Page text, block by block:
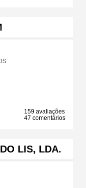
159 avaliações
47 comentários
LIS, LDA.